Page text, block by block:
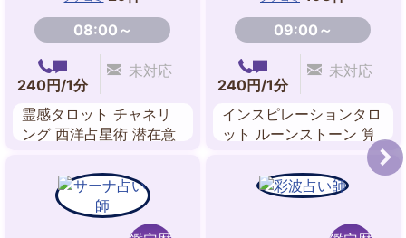
08:00～
240円/1分
未対応
霊感タロット チャネリ
ング 西洋占星術 潜在意
09:00～
240円/1分
未対応
インスピレーションタロ
ット ルーンストーン 算
命学 ルノルマンカード
縁結び 縁切り 数秘術 オ
ーラリーディング